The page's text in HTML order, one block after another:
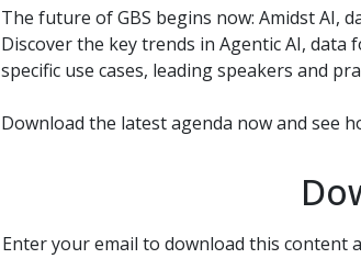
The future of GBS begins now: Amidst AI,
Discover the key trends in Agentic AI, data
specific use cases, leading speakers and
Download the latest agenda now and see
Enter your email to download this content